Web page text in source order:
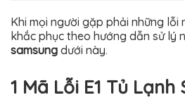
Khi mọi người gặp phải những lỗi
khắc phục theo hướng dẫn sử lý
samsung dưới này.
1 Mã Lỗi E1 Tủ